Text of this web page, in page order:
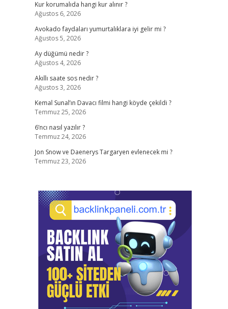
Kur korumalıda hangi kur alınır ?
Ağustos 6, 2026
Avokado faydaları yumurtalıklara iyi gelir mi ?
Ağustos 5, 2026
Ay düğümü nedir ?
Ağustos 4, 2026
Akıllı saate sos nedir ?
Ağustos 3, 2026
Kemal Sunal’ın Davacı filmi hangi köyde çekildi ?
Temmuz 25, 2026
6’ncı nasıl yazılır ?
Temmuz 24, 2026
Jon Snow ve Daenerys Targaryen evlenecek mi ?
Temmuz 23, 2026